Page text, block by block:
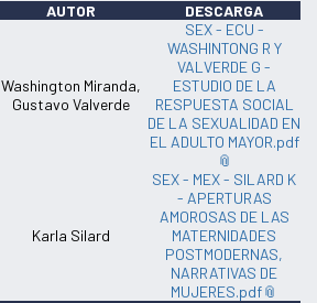
AUTOR
DESCARGA
Washington Miranda,
Gustavo Valverde
SEX - ECU -
WASHINTONG R Y
VALVERDE G -
ESTUDIO DE LA
RESPUESTA SOCIAL
DE LA SEXUALIDAD EN
EL ADULTO MAYOR.pdf
Karla Silard
SEX - MEX - SILARD K
- APERTURAS
AMOROSAS DE LAS
MATERNIDADES
POSTMODERNAS,
NARRATIVAS DE
MUJERES.pdf